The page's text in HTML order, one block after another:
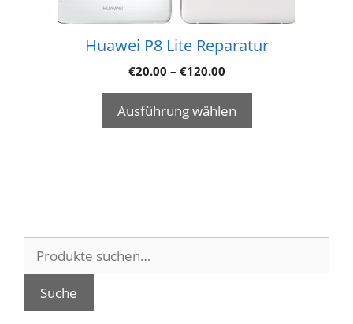
Huawei P8 Lite Reparatur
€20.00 – €120.00
Ausführung wählen
nach:
Suche